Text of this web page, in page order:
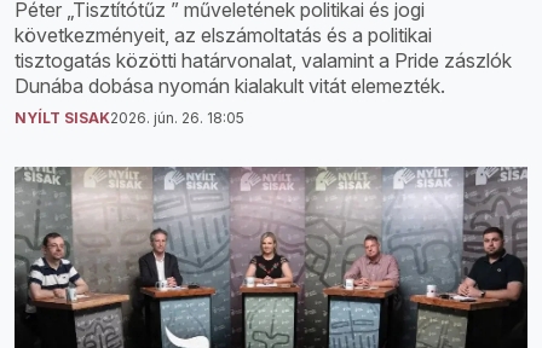
Péter „Tisztítótűz ” műveletének politikai és jogi
következményeit, az elszámoltatás és a politikai
tisztogatás közötti határvonalat, valamint a Pride zászlók
Dunába dobása nyomán kialakult vitát elemezték.
NYÍLT SISAK2026. jún. 26. 18:05